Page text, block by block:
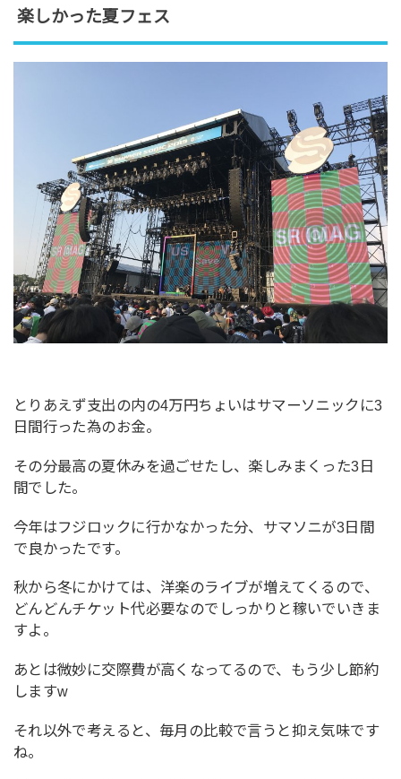
楽しかった夏フェス
とりあえず支出の内の4万円ちょいはサマーソニックに3
日間行った為のお金。
その分最高の夏休みを過ごせたし、楽しみまくった3日
間でした。
今年はフジロックに行かなかった分、サマソニが3日間
で良かったです。
秋から冬にかけては、洋楽のライブが増えてくるので、
どんどんチケット代必要なのでしっかりと稼いでいきま
すよ。
あとは微妙に交際費が高くなってるので、もう少し節約
しますw
それ以外で考えると、毎月の比較で言うと抑え気味です
ね。